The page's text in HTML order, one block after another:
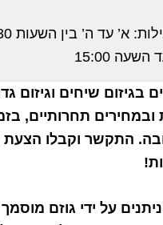
15:00
בגיזום שיחים וגיזום
ובמחירים תחרותיים,
התקשר וקבלו
על ידי גוזם